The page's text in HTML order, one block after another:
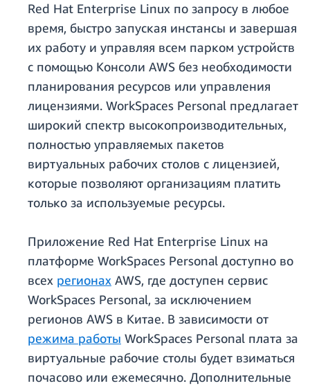
Red Hat Enterprise Linux по запросу в любое
время, быстро запуская инстансы и завершая
их работу и управляя всем парком устройств
с помощью Консоли AWS без необходимости
планирования ресурсов или управления
лицензиями. WorkSpaces Personal предлагает
широкий спектр высокопроизводительных,
полностью управляемых пакетов
виртуальных рабочих столов с лицензией,
которые позволяют организациям платить
только за используемые ресурсы.
Приложение Red Hat Enterprise Linux на
платформе WorkSpaces Personal доступно во
всех регионах AWS, где доступен сервис
WorkSpaces Personal, за исключением
регионов AWS в Китае. В зависимости от
режима работы WorkSpaces Personal плата за
виртуальные рабочие столы будет взиматься
почасово или ежемесячно. Дополнительные